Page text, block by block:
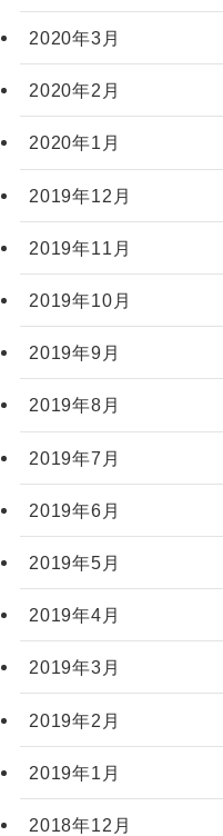
2020年3月
2020年2月
2020年1月
2019年12月
2019年11月
2019年10月
2019年9月
2019年8月
2019年7月
2019年6月
2019年5月
2019年4月
2019年3月
2019年2月
2019年1月
2018年12月